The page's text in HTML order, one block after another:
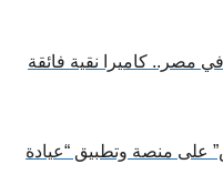
ريلمي تطلق سلسلة هواتفها realme 8 في مصر.. كاميرا نقية فائقة
على منصة وتطبيق “عيادة